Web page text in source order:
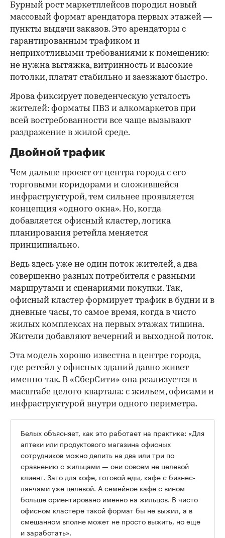
Бурный рост маркетплейсов породил новый
массовый формат арендатора первых этажей —
пункты выдачи заказов. Это арендаторы с
гарантированным трафиком и
неприхотливыми требованиями к помещению:
не нужна вытяжка, витринность и высокие
потолки, платят стабильно и заезжают быстро.
Ярова фиксирует поведенческую усталость
жителей: форматы ПВЗ и алкомаркетов при
всей востребованности все чаще вызывают
раздражение в жилой среде.
Двойной трафик
Чем дальше проект от центра города с его
торговыми коридорами и сложившейся
инфраструктурой, тем сильнее проявляется
концепция «одного окна». Но, когда
добавляется офисный кластер, логика
планирования ретейла меняется
принципиально.
Ведь здесь уже не один поток жителей, а два
совершенно разных потребителя с разными
маршрутами и сценариями покупки. Так,
офисный кластер формирует трафик в будни и в
дневные часы, то самое время, когда в чисто
жилых комплексах на первых этажах тишина.
Жители добавляют вечерний и выходной поток.
Эта модель хорошо известна в центре города,
где ретейл у офисных зданий давно живет
именно так. В «СберСити» она реализуется в
масштабе целого квартала: с жильем, офисами и
инфраструктурой внутри одного периметра.
Белых объясняет, как это работает на практике: «Для
аптеки или продуктового магазина офисных
сотрудников можно делить на два или три по
сравнению с жильцами — они совсем не целевой
клиент. Зато для кофе, готовой еды, кафе с бизнес-
ланчами уже целевой. А семейное кафе с вином
больше ориентировано именно на жильцов. В чисто
офисном кластере такой формат бы не выжил, а в
смешанном вполне может не просто выжить, но еще
и заработать».